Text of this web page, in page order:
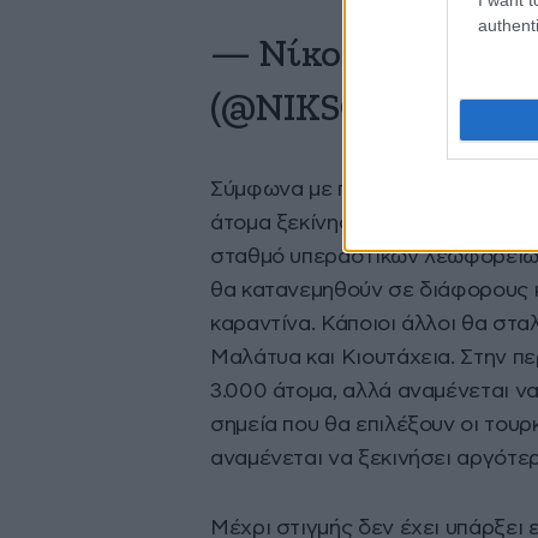
—
Σύμφωνα με πληροφορίες
άτομα ξεκίνησαν χθες από την
σταθμό υπεραστικών
θα κατανεμηθούν σε διάφορους
καραντίνα. Κάποιοι άλλοι θα
Μαλάτυα και Κιουτάχεια. Στην
3.000 άτομα, αλλά αναμένεται
σημεία που θα επιλέξουν οι
αναμένεται να ξεκινήσει
Μέχρι στιγμής δεν έχει υπάρξει